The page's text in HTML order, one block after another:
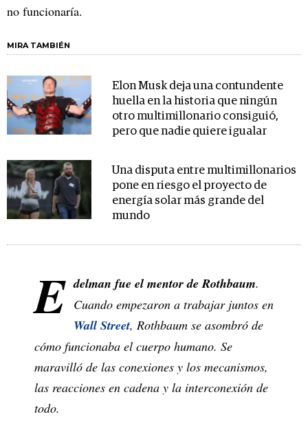
no funcionaría.
MIRA TAMBIÉN
Elon Musk deja una contundente
huella en la historia que ningún
otro multimillonario consiguió,
pero que nadie quiere igualar
Una disputa entre multimillonarios
pone en riesgo el proyecto de
energía solar más grande del
mundo
E delman fue el mentor de Rothbaum.
Cuando empezaron a trabajar juntos en
Wall Street, Rothbaum se asombró de
cómo funcionaba el cuerpo humano. Se
maravilló de las conexiones y los mecanismos,
las reacciones en cadena y la interconexión de
todo.